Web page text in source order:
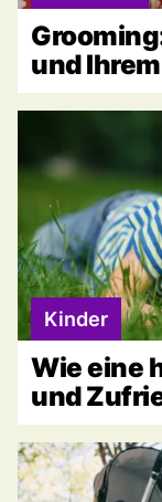
und
Kinder
Wie eine
und